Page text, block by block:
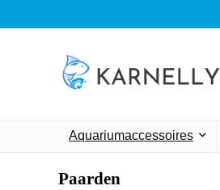
Aquariumaccessoires
Paarden